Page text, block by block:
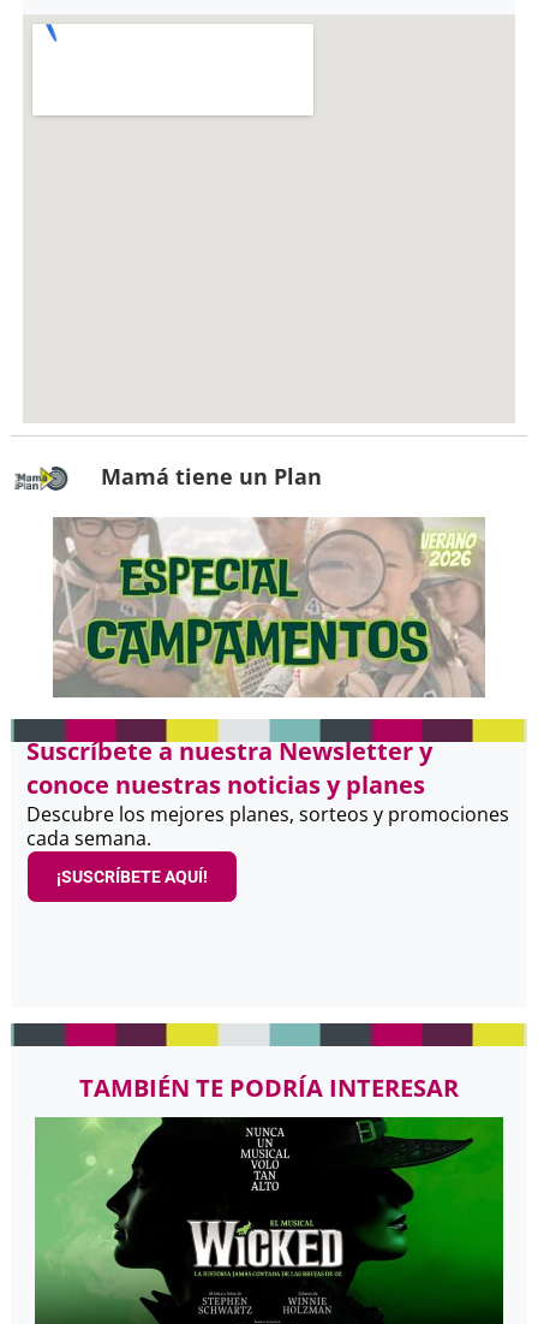
Mamá tiene un Plan
Suscríbete a nuestra Newsletter y
conoce nuestras noticias y planes
Descubre los mejores planes, sorteos y promociones
cada semana.
¡SUSCRÍBETE AQUÍ!
TAMBIÉN TE PODRÍA INTERESAR